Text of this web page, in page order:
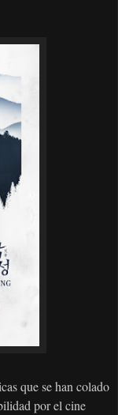
que se han colado
por el cine